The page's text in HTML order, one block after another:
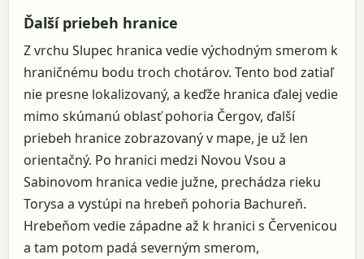
Ďalší priebeh hranice
Z vrchu Slupec hranica vedie východným smerom k
hraničnému bodu troch chotárov. Tento bod zatiaľ
nie presne lokalizovaný, a keďže hranica ďalej vedie
mimo skúmanú oblasť pohoria Čergov, ďalší
priebeh hranice zobrazovaný v mape, je už len
orientačný. Po hranici medzi Novou Vsou a
Sabinovom hranica vedie južne, prechádza rieku
Torysa a vystúpi na hrebeň pohoria Bachureň.
Hrebeňom vedie západne až k hranici s Červenicou
a tam potom padá severným smerom,